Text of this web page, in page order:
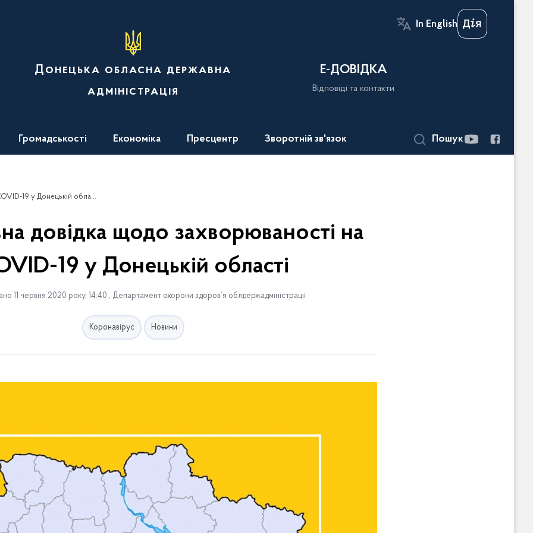
In English
Донецька обласна державна
адміністрація
Е-ДОВІДКА
Відповіді та контакти
Громадськості Економіка Пресцентр Зворотній зв'язок Пошук
19 у Донецькій області
довідка щодо захворюваності на
19 у Донецькій області
11 червня 2020 року, 14:40 , Департамент охорони здоров’я облдержадміністрації
Коронавірус Новини